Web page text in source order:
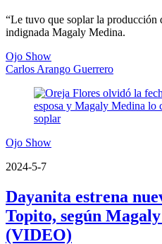
“Le tuvo que soplar la producción
indignada Magaly Medina.
Ojo Show
Carlos Arango Guerrero
Ojo Show
2024-5-7
Dayanita estrena
Topito, según
(VIDEO)